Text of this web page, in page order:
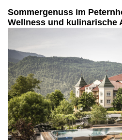
Sommergenuss im
Wellness und kulinarische